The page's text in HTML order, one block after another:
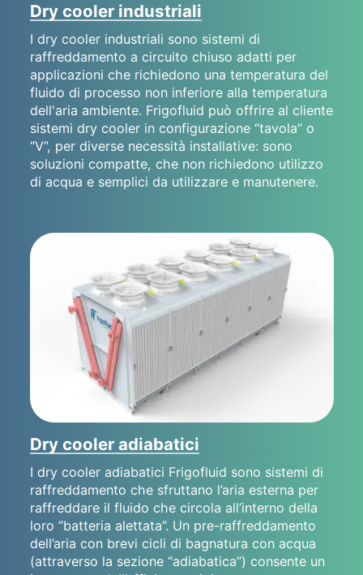
Dry cooler industriali
I dry cooler industriali sono sistemi di
raffreddamento a circuito chiuso adatti per
applicazioni che richiedono una temperatura del
fluido di processo non inferiore alla temperatura
dell'aria ambiente. Frigofluid può offrire al cliente
sistemi dry cooler in configurazione “tavola” o
“V”, per diverse necessità installative: sono
soluzioni compatte, che non richiedono utilizzo
di acqua e semplici da utilizzare e manutenere.
Dry cooler adiabatici
I dry cooler adiabatici Frigofluid sono sistemi di
raffreddamento che sfruttano l’aria esterna per
raffreddare il fluido che circola all’interno della
loro “batteria alettata”. Un pre-raffreddamento
dell’aria con brevi cicli di bagnatura con acqua
(attraverso la sezione “adiabatica”) consente un